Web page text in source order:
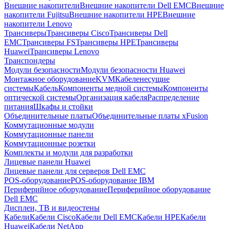
Внешние накопителиВнешние накопители Dell EMCВнешние
накопители FujitsuВнешние накопители HPEВнешние
накопители Lenovo
ТрансиверыТрансиверы CiscoТрансиверы Dell
EMCТрансиверы FSТрансиверы HPEТрансиверы
HuaweiТрансиверы Lenovo
Транспондеры
Модули безопасностиМодули безопасности Huawei
Монтажное оборудованиеKVMКабеленесущие
системыКабельКомпоненты медной системыКомпоненты
оптической системыОрганизация кабеляРаспределение
питанияШкафы и стойки
Объединительные платыОбъединительные платы xFusion
Коммутационные модули
Коммутационные панели
Коммутационные розетки
Комплекты и модули для разработки
Лицевые панели Huawei
Лицевые панели для серверов Dell EMC
POS-оборудованиеPOS-оборудование IBM
Периферийное оборудованиеПериферийное оборудование
Dell EMC
Дисплеи, ТВ и видеостены
КабелиКабели CiscoКабели Dell EMCКабели HPEКабели
HuaweiКабели NetApp